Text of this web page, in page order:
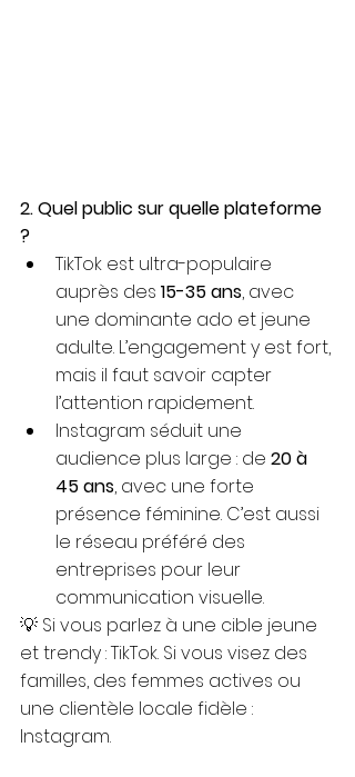
2. Quel public sur quelle plateforme
?
TikTok est ultra-populaire
auprès des 15-35 ans, avec
une dominante ado et jeune
adulte. L’engagement y est fort,
mais il faut savoir capter
l’attention rapidement.
Instagram séduit une
audience plus large : de 20 à
45 ans, avec une forte
présence féminine. C’est aussi
le réseau préféré des
entreprises pour leur
communication visuelle.
💡 Si vous parlez à une cible jeune
et trendy : TikTok. Si vous visez des
familles, des femmes actives ou
une clientèle locale fidèle :
Instagram.